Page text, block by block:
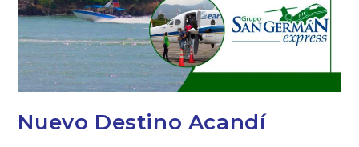
Nuevo Destino Acandí